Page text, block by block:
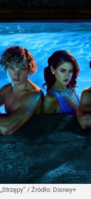
„Strzępy” / Źródło: Disney+